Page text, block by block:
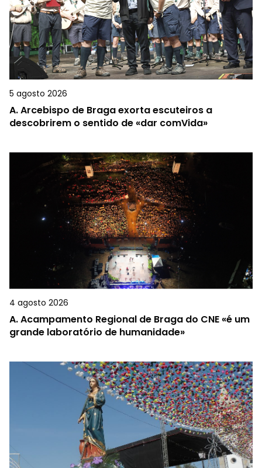
5 agosto 2026
A.Arcebispo de Braga exorta escuteiros a
descobrirem o sentido de «dar comVida»
4 agosto 2026
A.Acampamento Regional de Braga do CNE «é um
grande laboratório de humanidade»